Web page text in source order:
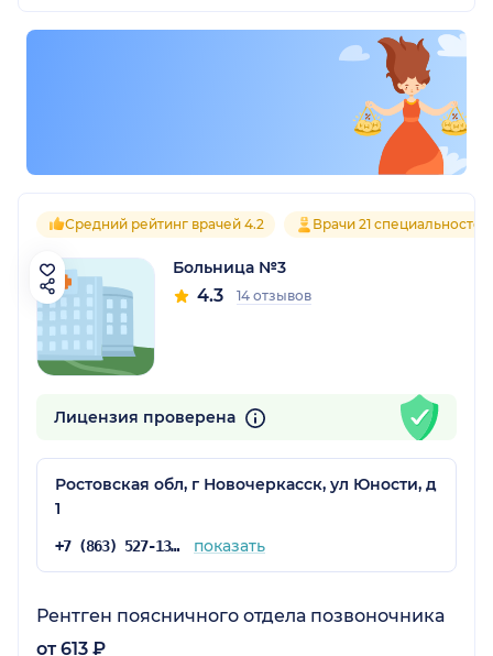
Средний рейтинг врачей 4.2 Врачи 21 специальностей
Больница №3
4.3 14 отзывов
Лицензия проверена
Ростовская обл, г Новочеркасск, ул Юности, д
1
+7 (863) 527-13-13 показать
Рентген поясничного отдела позвоночника
от 613 ₽